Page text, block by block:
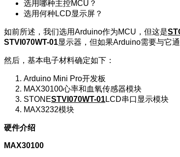
选用哪种主控MCU？
选用何种LCD显示屏？
如前所述，我们选用Arduino作为MCU，但这是
STVI070WT-01显示器，但如果Arduino需要与它
然后，基本电子材料确定如下：
Arduino Mini Pro开发板
MAX30100心率和血氧传感器模块
STONESTVI070WT-01LCD串口显示模块
MAX3232模块
硬件介绍
MAX30100